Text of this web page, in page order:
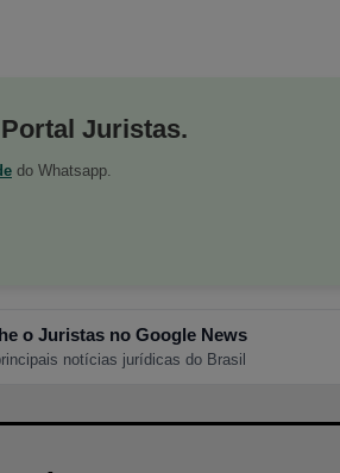
Juristas.
do Whatsapp.
o Juristas no Google News
notícias jurídicas do Brasil